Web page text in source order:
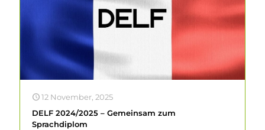
12 November, 2025
DELF 2024/2025 – Gemeinsam zum
Sprachdiplom